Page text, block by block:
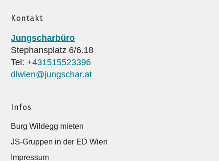
Kontakt
Jungscharbüro
Stephansplatz 6/6.18
Tel:+431515523396
dlwien@jungschar.at
Infos
Burg Wildegg mieten
JS-Gruppen in der ED Wien
Impressum